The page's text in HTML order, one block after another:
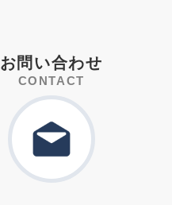
お問い合わせ
CONTACT